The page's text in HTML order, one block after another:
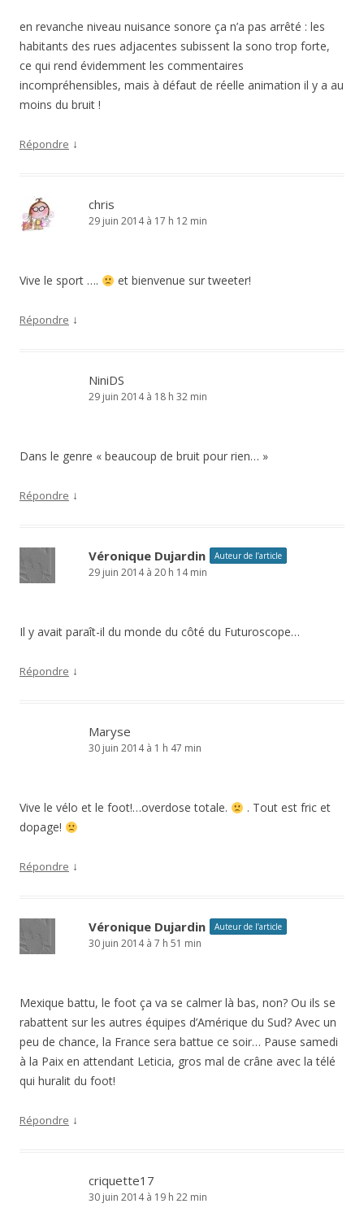
en revanche niveau nuisance sonore ça n’a pas arrêté : les
habitants des rues adjacentes subissent la sono trop forte,
ce qui rend évidemment les commentaires
incompréhensibles, mais à défaut de réelle animation il y a au
moins du bruit !
Répondre ↓
chris
29 juin 2014 à 17 h 12 min
Vive le sport …. et bienvenue sur tweeter!
Répondre ↓
NiniDS
29 juin 2014 à 18 h 32 min
Dans le genre « beaucoup de bruit pour rien… »
Répondre ↓
Véronique Dujardin Auteur de l’article
29 juin 2014 à 20 h 14 min
Il y avait paraît-il du monde du côté du Futuroscope…
Répondre ↓
Maryse
30 juin 2014 à 1 h 47 min
Vive le vélo et le foot!…overdose totale.
. Tout est fric et
dopage!
Répondre ↓
Véronique Dujardin Auteur de l’article
30 juin 2014 à 7 h 51 min
Mexique battu, le foot ça va se calmer là bas, non? Ou ils se
rabattent sur les autres équipes d’Amérique du Sud? Avec un
peu de chance, la France sera battue ce soir… Pause samedi
à la Paix en attendant Leticia, gros mal de crâne avec la télé
qui huralit du foot!
Répondre ↓
criquette17
30 juin 2014 à 19 h 22 min